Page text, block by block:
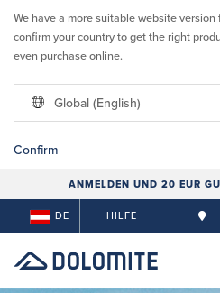
We have a more suitable website version
confirm your country to get the right
even purchase online.
Global (English)
Confirm
ANMELDEN UND 20 EUR
DE HILFE